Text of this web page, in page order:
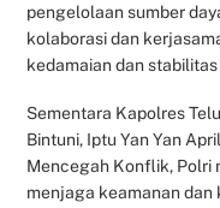
pengelolaan sumber
kolaborasi dan
kedamaian dan stabilitas
Sementara Kapolres
Bintuni, Iptu Yan Yan
Mencegah Konflik, Polri
menjaga keamanan dan